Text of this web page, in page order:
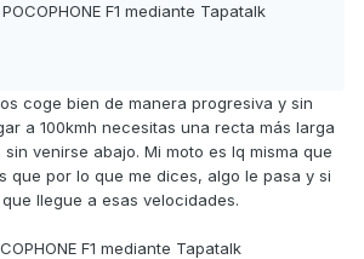
F1 mediante Tapatalk
coge bien de manera progresiva y sin
a 100kmh necesitas una recta más larga
venirse abajo. Mi moto es lq misma que
que por lo que me dices, algo le pasa y si
llegue a esas velocidades.
F1 mediante Tapatalk